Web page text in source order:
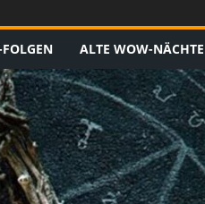
ALTE WOW-NÄCHTE